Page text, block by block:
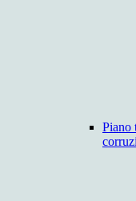
Piano